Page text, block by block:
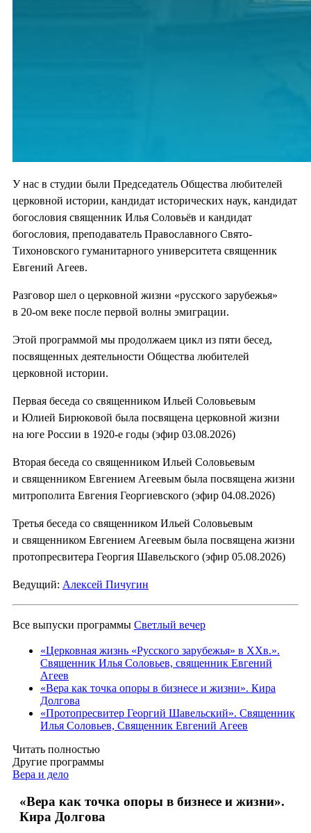
У нас в студии были Председатель Общества любителей
церковной истории, кандидат исторических наук, кандидат
богословия священник Илья Соловьёв и кандидат
богословия, преподаватель Православного Свято-
Тихоновского гуманитарного университета священник
Евгений Агеев.
Разговор шел о церковной жизни «русского зарубежья»
в 20-ом веке после первой волны эмиграции.
Этой программой мы продолжаем цикл из пяти бесед,
посвященных деятельности Общества любителей
церковной истории.
Первая беседа со священником Ильей Соловьевым
и Юлией Бирюковой была посвящена церковной жизни
на юге России в 1920-е годы (эфир 03.08.2026)
Вторая беседа со священником Ильей Соловьевым
и священником Евгением Агеевым была посвящена жизни
митрополита Евгения Георгиевского (эфир 04.08.2026)
Третья беседа со священником Ильей Соловьевым
и священником Евгением Агеевым была посвящена жизни
протопресвитера Георгия Шавельского (эфир 05.08.2026)
Ведущий: Алексей Пичугин
Все выпуски программы Светлый вечер
«Церковная жизнь «Русского зарубежья» в ХХв.».
Священник Илья Соловьев, священник Евгений
Агеев
«Вера как точка опоры в бизнесе и жизни». Кира
Долгова
«Протопресвитер Георгий Шавельский». Священник
Илья Соловьев, Священник Евгений Агеев
Читать полностью
Другие программы
Вера и дело
«Вера как точка опоры в бизнесе и жизни».
Кира Долгова